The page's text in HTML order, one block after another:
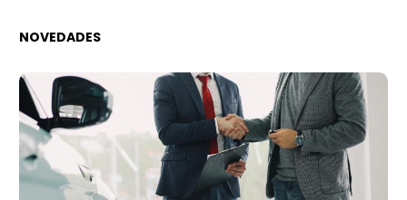
NOVEDADES